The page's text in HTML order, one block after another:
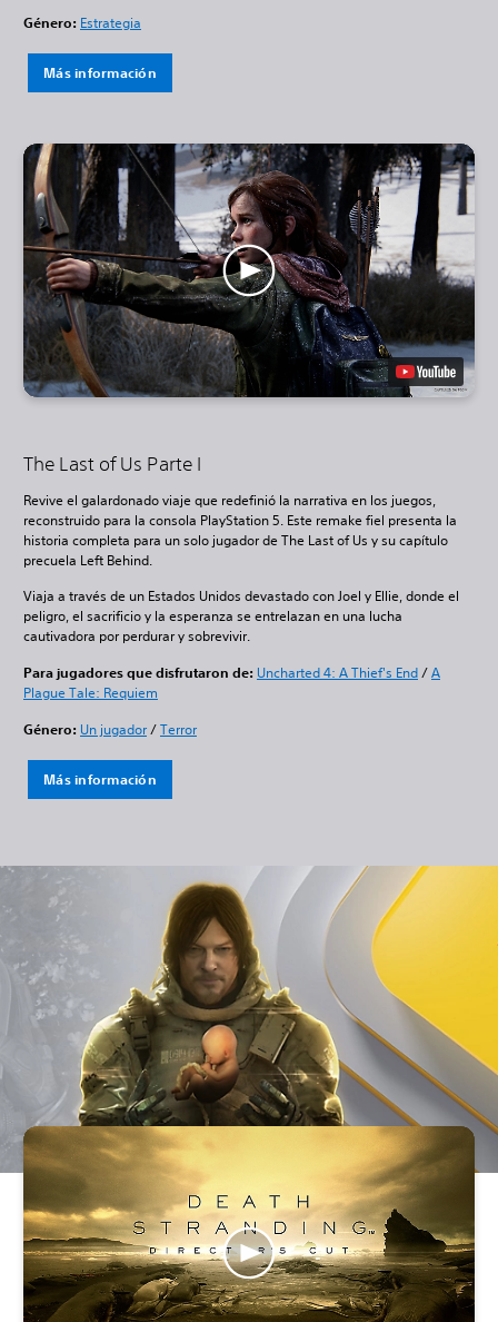
Género: Estrategia
Más información
The Last of Us Parte I
Revive el galardonado viaje que redefinió la narrativa en los juegos,
reconstruido para la consola PlayStation 5. Este remake fiel presenta la
historia completa para un solo jugador de The Last of Us y su capítulo
precuela Left Behind.
Viaja a través de un Estados Unidos devastado con Joel y Ellie, donde el
peligro, el sacrificio y la esperanza se entrelazan en una lucha
cautivadora por perdurar y sobrevivir.
Para jugadores que disfrutaron de: Uncharted 4: A Thief's End/A
Plague Tale: Requiem
Género: Un jugador/Terror
Más información